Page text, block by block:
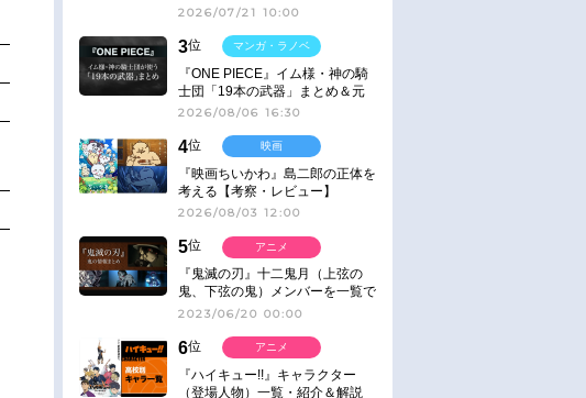
2026/07/21 10:00
3位
『ONE PIECE』イム様・神の騎
士団「19本の武器」まとめ＆元
ネタ
2026/08/06 16:30
マンガ・ラノベ
4位
『映画ちいかわ』島二郎の正体を
考える【考察・レビュー】
2026/08/03 12:00
映画
5位
『鬼滅の刃』十二鬼月（上弦の
鬼、下弦の鬼）メンバーを一覧で
紹介＆解説（登場鬼の情報まと
2023/06/20 00:00
アニメ
6位
『ハイキュー!!』キャラクター
（登場人物）一覧・紹介＆解説
アニメ